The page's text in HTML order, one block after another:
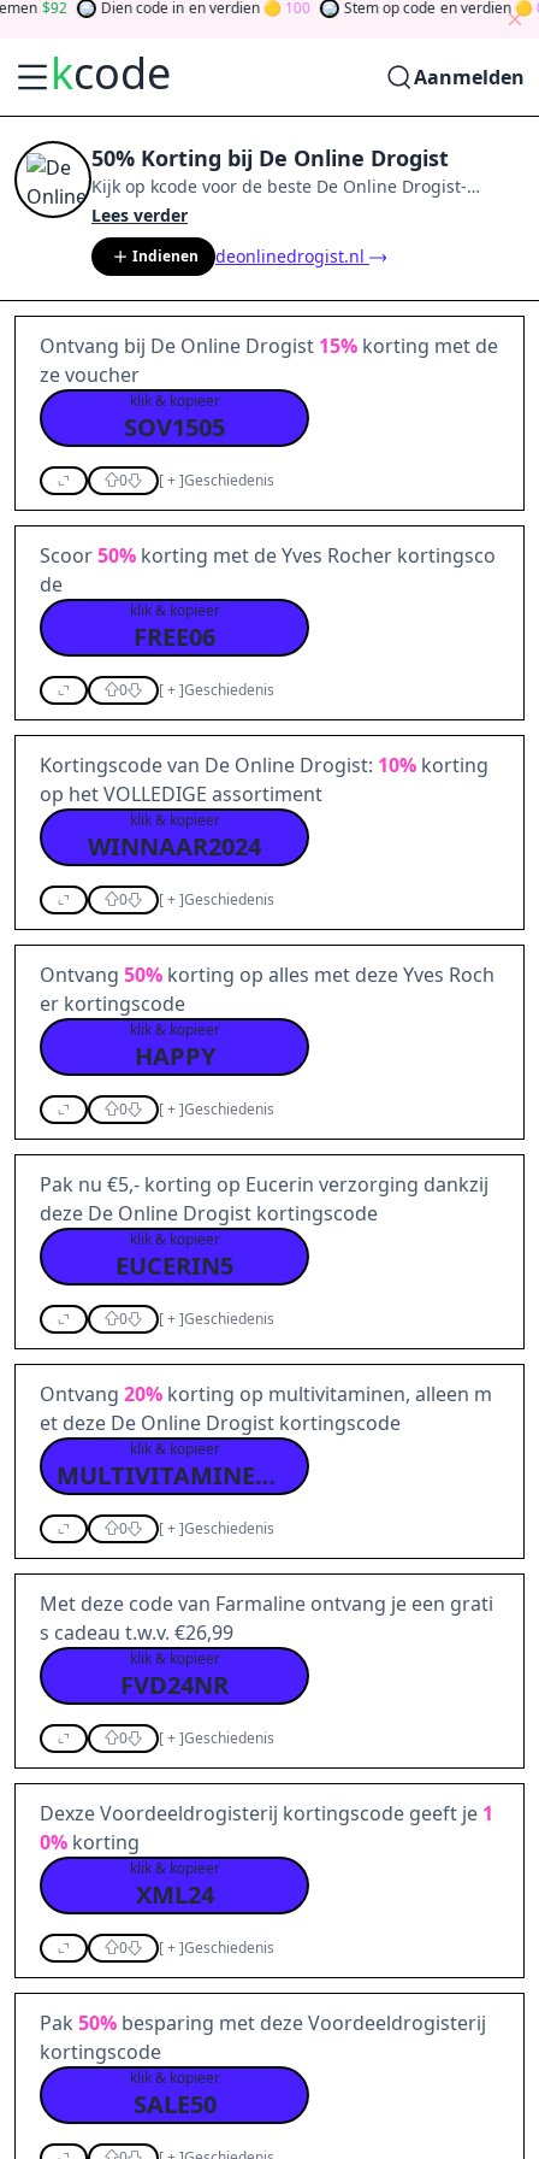
92 Dien code in en verdien 100 Stem op code en verdien 0
kcode Aanmelden
50% Korting bij De Online Drogist
Kijk op kcode voor de beste De Online Drogist-
aanbiedingen van
community en verdien tokens door bij te dragen via
stemmen, testen, delen en meer. Drehen Sie den
Glücksklee und gewinnen Sie Geld
Lees verder
Indienen deonlinedrogist.nl
Ontvang bij De Online Drogist 15% korting met de
ze voucher
klik & kopieer
SOV1505
0 [+]Geschiedenis
Scoor50% korting met de Yves Rocher kortingsco
de
klik & kopieer
FREE06
0 [+]Geschiedenis
Kortingscode van De Online Drogist: 10% korting
op het VOLLEDIGE assortiment
klik & kopieer
WINNAAR2024
0 [+]Geschiedenis
Ontvang 50% korting op alles met deze Yves Roch
er kortingscode
klik & kopieer
HAPPY
0 [+]Geschiedenis
Pak nu €5,- korting op Eucerin verzorging dankzij
deze De Online Drogist kortingscode
klik & kopieer
EUCERIN5
0 [+]Geschiedenis
Ontvang 20% korting op multivitaminen, alleen m
et deze De Online Drogist kortingscode
klik & kopieer
MULTIVITAMINEN20GN
0 [+]Geschiedenis
Met deze code van Farmaline ontvang je een grati
s cadeau t.w.v. €26,99
klik & kopieer
FVD24NR
0 [+]Geschiedenis
Dexze Voordeeldrogisterij kortingscode geeft je 1
0% korting
klik & kopieer
XML24
0 [+]Geschiedenis
Pak 50% besparing met deze Voordeeldrogisterij
kortingscode
klik & kopieer
SALE50